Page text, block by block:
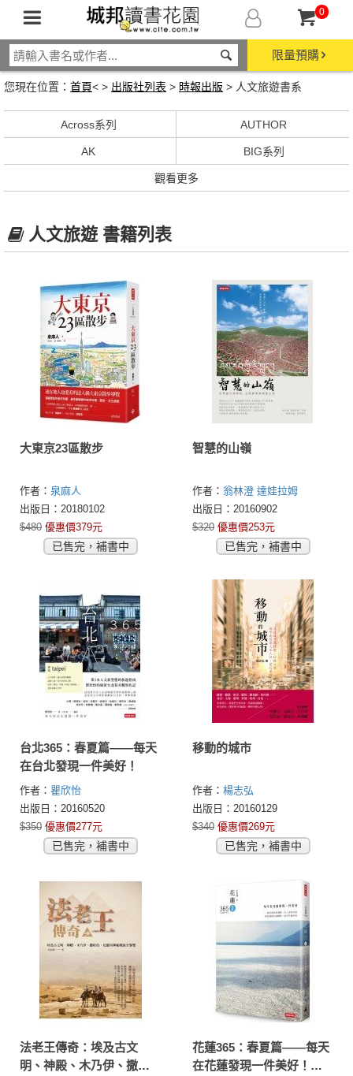
0
限量預購
您現在位置： 首頁< > 出版社列表 > 時報出版 > 人文旅遊書系
Across系列 AUTHOR
AK BIG系列
觀看更多
人文旅遊 書籍列表
大東京23區散步
作者： 泉麻人
出版日：20180102
$480 優惠價379元
已售完，補書中
智慧的山嶺
作者： 翁林澄 達娃拉姆
出版日：20160902
$320 優惠價253元
已售完，補書中
台北365：春夏篇——每天
在台北發現一件美好！
作者： 瞿欣怡
出版日：20160520
$350 優惠價277元
已售完，補書中
移動的城市
作者： 楊志弘
出版日：20160129
$340 優惠價269元
已售完，補書中
法老王傳奇：埃及古文
明、神殿、木乃伊、撒哈
花蓮365：春夏篇——每天
在花蓮發現一件美好！